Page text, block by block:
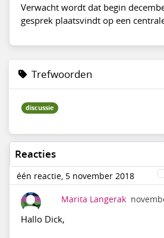
Verwacht wordt dat begin
gesprek plaatsvindt op een
Trefwoorden
discussie
Reacties
één reactie, 5 november 2018
Marita Langerak
Hallo Dick,